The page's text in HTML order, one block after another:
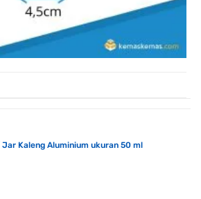
Kaleng Aluminium ukuran 50 ml